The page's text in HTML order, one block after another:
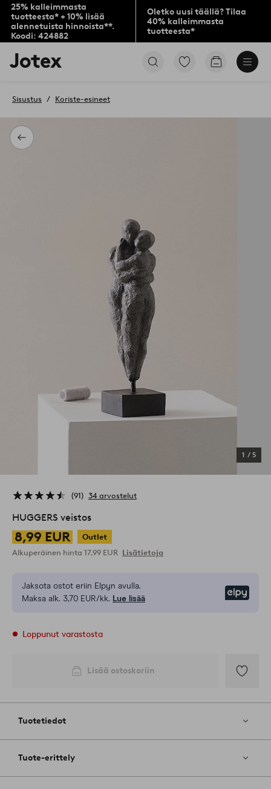
25% kalleimmasta
tuotteesta* + 10% lisää
alennetuista hinnoista**.
Koodi: 424882
Oletko uusi täällä? Tilaa
40% kalleimmasta
tuotteesta*
Jotex-
logo
aloitussivulle
Siirry
Siirry
Takaisin
Sisustus Koriste-esineet
1 / 5
91 34 arvostelut
HUGGERS veistos
8,99 EUR
Outlet
Alkuperäinen hinta 17,99 EUR Lisätietoja
Jaksota ostot eriin Elpyn avulla.
Maksa alk. 3,70 EUR/kk. Lue lisää
Loppunut varastosta
Lisää ostoskoriin
Tuotetiedot
Tuote-erittely